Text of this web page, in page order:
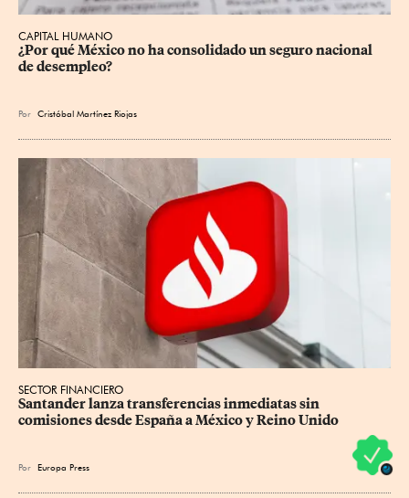
CAPITAL HUMANO
¿Por qué México no ha consolidado un seguro nacional
de desempleo?
Por Cristóbal Martínez Riojas
SECTOR FINANCIERO
Santander lanza transferencias inmediatas sin
comisiones desde España a México y Reino Unido
Por Europa Press